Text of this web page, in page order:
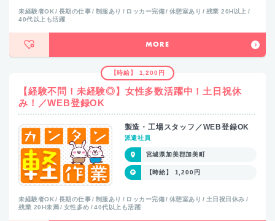
未経験者OK 長期の仕事 制服あり ロッカー完備 休憩室あり
残業 20H以上
40代以上も活躍
MORE
【時給】 1,200円
【経験不問！未経験◎】女性多数活躍中！土日祝休
み！／WEB登録OK
製造・工場スタッフ／WEB登録OK
派遣社員
宮城県加美郡加美町
【時給】 1,200円
未経験者OK 長期の仕事 制服あり ロッカー完備 休憩室あり
土日祝日休み
残業 20H未満
女性多め 40代以上も活躍